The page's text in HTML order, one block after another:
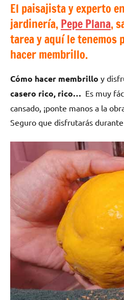
El paisajista y experto
jardinería,Pepe Plana,
tarea y aquí le tenemos
hacer membrillo.
Cómo hacer membrillo y
casero rico, rico… Es muy
cansado, ¡ponte manos a la
Seguro que disfrutarás durante